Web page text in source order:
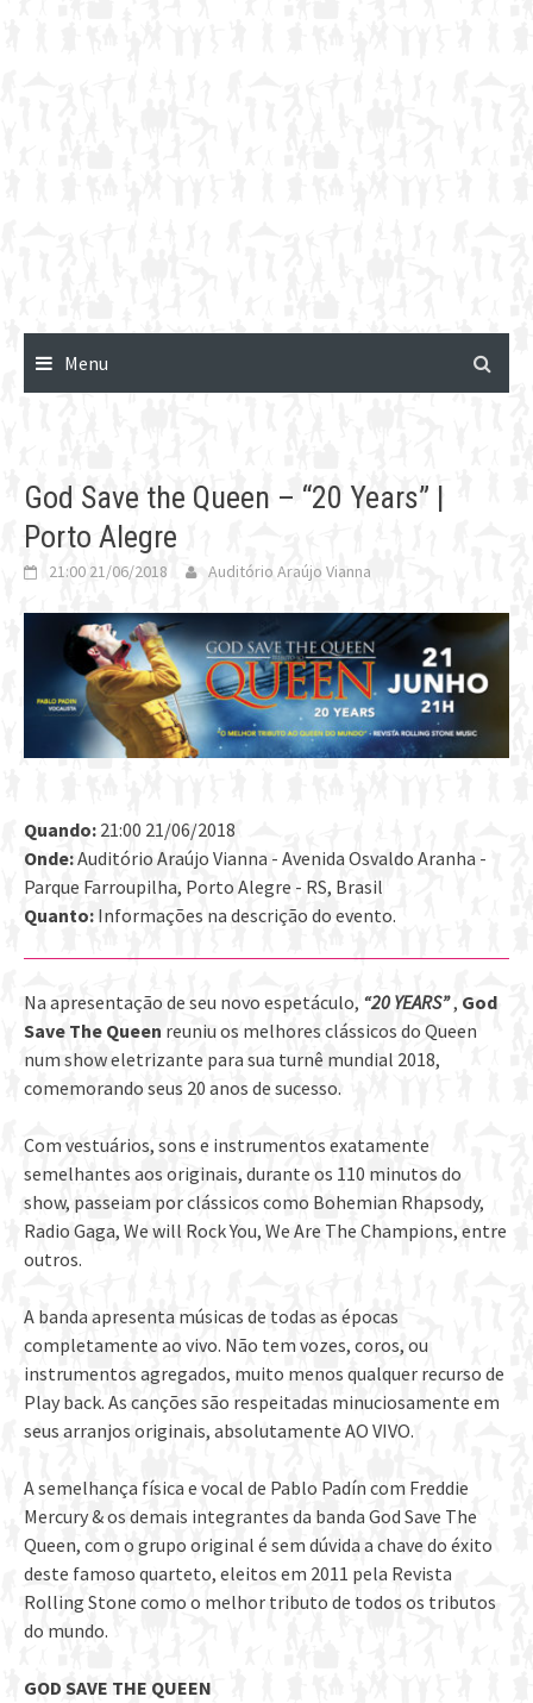
Menu
God Save the Queen – “20 Years” |
Porto Alegre
21:00 21/06/2018 Auditório Araújo Vianna
Quando: 21:00 21/06/2018
Onde:Auditório Araújo Vianna - Avenida Osvaldo Aranha -
Parque Farroupilha, Porto Alegre - RS, Brasil
Quanto: Informações na descrição do evento.
Na apresentação de seu novo espetáculo, “20 YEARS”, God
Save The Queen reuniu os melhores clássicos do Queen
num show eletrizante para sua turnê mundial 2018,
comemorando seus 20 anos de sucesso.
Com vestuários, sons e instrumentos exatamente
semelhantes aos originais, durante os 110 minutos do
show, passeiam por clássicos como Bohemian Rhapsody,
Radio Gaga, We will Rock You, We Are The Champions, entre
outros.
A banda apresenta músicas de todas as épocas
completamente ao vivo. Não tem vozes, coros, ou
instrumentos agregados, muito menos qualquer recurso de
Play back. As canções são respeitadas minuciosamente em
seus arranjos originais, absolutamente AO VIVO.
A semelhança física e vocal de Pablo Padín com Freddie
Mercury & os demais integrantes da banda God Save The
Queen, com o grupo original é sem dúvida a chave do éxito
deste famoso quarteto, eleitos em 2011 pela Revista
Rolling Stone como o melhor tributo de todos os tributos
do mundo.
GOD SAVE THE QUEEN